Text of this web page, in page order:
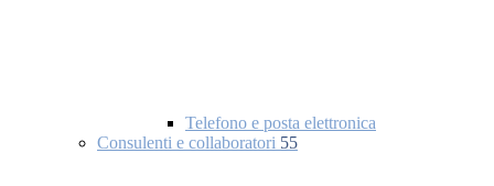
Telefono e posta elettronica
Consulenti e collaboratori 55